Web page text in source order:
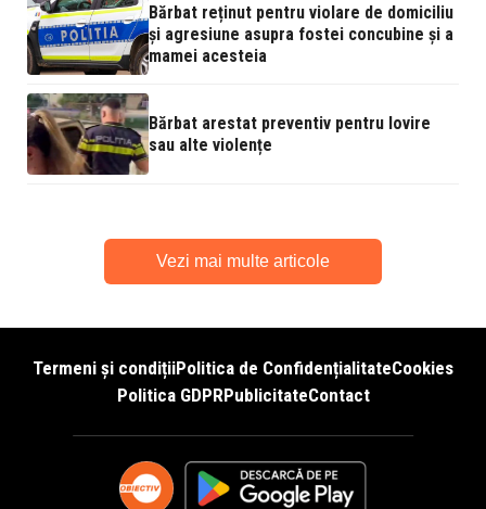
Bărbat reținut pentru violare de domiciliu
și agresiune asupra fostei concubine și a
mamei acesteia
Bărbat arestat preventiv pentru lovire
sau alte violențe
Vezi mai multe articole
Termeni și condițiiPolitica de ConfidențialitateCookies
Politica GDPRPublicitateContact